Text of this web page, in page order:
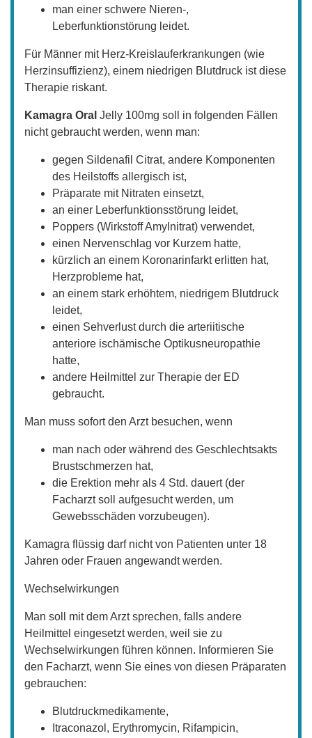
man einer schwere Nieren-,
Leberfunktionstörung leidet.
Für Männer mit Herz-Kreislauferkrankungen (wie
Herzinsuffizienz), einem niedrigen Blutdruck ist diese
Therapie riskant.
Kamagra Oral Jelly 100mg soll in folgenden Fällen
nicht gebraucht werden, wenn man:
gegen Sildenafil Citrat, andere Komponenten
des Heilstoffs allergisch ist,
Präparate mit Nitraten einsetzt,
an einer Leberfunktionsstörung leidet,
Poppers (Wirkstoff Amylnitrat) verwendet,
einen Nervenschlag vor Kurzem hatte,
kürzlich an einem Koronarinfarkt erlitten hat,
Herzprobleme hat,
an einem stark erhöhtem, niedrigem Blutdruck
leidet,
einen Sehverlust durch die arteriitische
anteriore ischämische Optikusneuropathie
hatte,
andere Heilmittel zur Therapie der ED
gebraucht.
Man muss sofort den Arzt besuchen, wenn
man nach oder während des Geschlechtsakts
Brustschmerzen hat,
die Erektion mehr als 4 Std. dauert (der
Facharzt soll aufgesucht werden, um
Gewebsschäden vorzubeugen).
Kamagra flüssig darf nicht von Patienten unter 18
Jahren oder Frauen angewandt werden.
Wechselwirkungen
Man soll mit dem Arzt sprechen, falls andere
Heilmittel eingesetzt werden, weil sie zu
Wechselwirkungen führen können. Informieren Sie
den Facharzt, wenn Sie eines von diesen Präparaten
gebrauchen:
Blutdruckmedikamente,
Itraconazol, Erythromycin, Rifampicin,